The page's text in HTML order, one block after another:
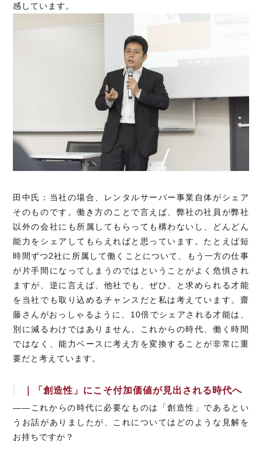
感しています。
田中氏：当社の場合、レンタルサーバー事業自体がシェア
そのものです。働き方のことで言えば、弊社の社員が弊社
以外の会社にも所属してもらっても構わないし、どんどん
能力をシェアしてもらえればと思っています。たとえば短
時間ずつ2社に所属して働くことについて、もう一方の仕事
が片手間になってしまうのではということがよく危惧され
ますが、逆に言えば、他社でも、ぜひ、と求められる才能
を当社でも取り込めるチャンスだと私は考えています。齋
藤さんがおっしゃるように、10倍でシェアされる才能は、
別に減るわけではありません。これからの時代、働く時間
ではなく、能力ベースに考え方を変換することが非常に重
要だと考えています。
｜「創造性」にこそ付加価値が見出される時代へ
――これからの時代に必要なものは「創造性」であるとい
うお話がありましたが、これについてはどのような見解を
お持ちですか？